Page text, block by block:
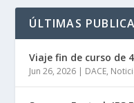
ÚLTIMAS
Viaje fin de curso de
Jun 26, 2026 | DACE,